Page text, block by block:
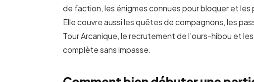
de faction, les énigmes connues pour bloquer et
Elle couvre aussi les quêtes de compagnons, les
Tour Arcanique, le recrutement de l’ours-hibou et
complète sans impasse.